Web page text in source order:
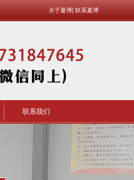
关于夏博 联系夏博
联系我们